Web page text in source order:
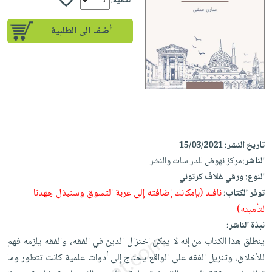
إختياراتنا
أكاديمية
صندوق
القراءة
حدود
أسئلة
يتكرر
iKitab
على
Android
تحميل
iKitab
على
Apple
طرحها
تحميل
masmu3
على
masmu3
على
Apple
مبيعاً
إختياراتنا
وسائل
القراءة
جوائز
تعليمية
الصحة
والعناية
الشخصية
جديد
أجهزة
العناية
الشخصية
العناية
وتصفيف
الشعر
العناية
بالجسم
المطبخ
والسفرة
الكل
أواني
الطهي
أدوات
متجر
الهدايا
أقسام
أضف الى الطلبية
تاريخ النشر:15/03/2021
الناشر:مركز نهوض للدراسات والنشر
النوع:ورقي غلاف كرتوني
توفر الكتاب:نافـد (بإمكانك إضافته إلى عربة التسوق وسنبذل جهدنا
لتأمينه)
نبذة الناشر:
ينطلق هذا الكتاب من إنه لا يمكن اختزال الدين في الفقه، والفقه يلزمه فهم
للأخلاق، وتنزيل الفقه على الواقع يحتاج إلى أدوات علمية كانت تتطور وما